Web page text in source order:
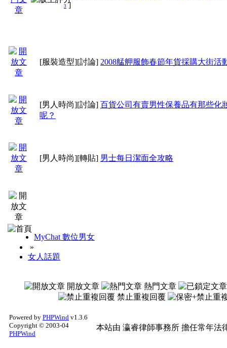
3 ]
[服裝造型][討論] 2008艋舺服飾春節年貨採購大街活
[男人時尚][討論] 百貨公司有賣男性保養品有那些化
呢？
[男人時尚][轉貼] 男士每日潔面全攻略
MyChat 數位男女
»
女人話題
開放文章
熱門文章
禁止重複回覆
Powered by PHPWind v1.3.6
Copyright © 2003-04
PHPWind
本站由 瀛睿律師事務所 擔任常年法